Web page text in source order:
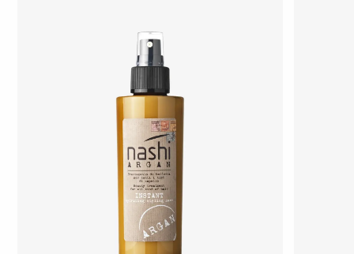
Владивосток, ул. Абрекская 6
ПН-ВС с 09:00 до 20:00
posolstvo.krasoty@yandex.ru
+7 (423) 260-00-00
ЗАПИСАТЬСЯ ОНЛАЙН
ПОЛУЧИТЬ КОНСУЛЬТАЦИЮ